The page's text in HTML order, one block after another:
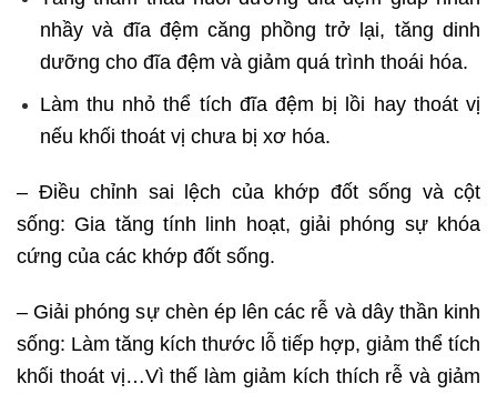
nhầy và đĩa đệm căng phồng trở lại, tăng dinh
dưỡng cho đĩa đệm và giảm quá trình thoái hóa.
Làm thu nhỏ thể tích đĩa đệm bị lồi hay thoát vị
nếu khối thoát vị chưa bị xơ hóa.
– Điều chỉnh sai lệch của khớp đốt sống và cột
sống: Gia tăng tính linh hoạt, giải phóng sự khóa
cứng của các khớp đốt sống.
– Giải phóng sự chèn ép lên các rễ và dây thần kinh
sống: Làm tăng kích thước lỗ tiếp hợp, giảm thể tích
khối thoát vị…Vì thế làm giảm kích thích rễ và giảm